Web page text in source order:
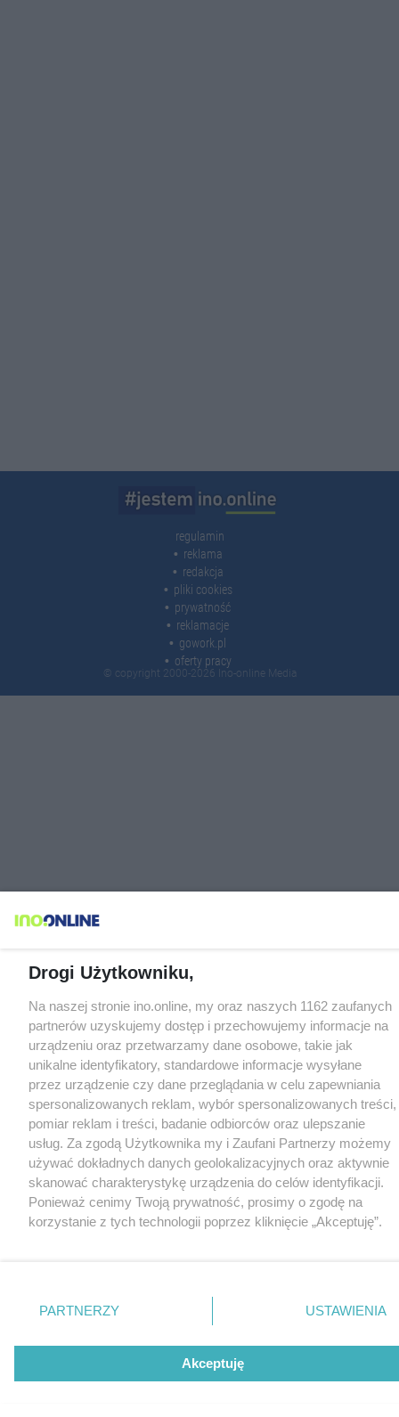
regulamin
reklama
redakcja
pliki cookies
prywatność
reklamacje
gowork.pl
oferty pracy
© copyright 2000-2026 Ino-online Media
Drogi Użytkowniku,
Na naszej stronie ino.online, my oraz naszych 1162 zaufanych
partnerów uzyskujemy dostęp i przechowujemy informacje na
urządzeniu oraz przetwarzamy dane osobowe, takie jak
unikalne identyfikatory, standardowe informacje wysyłane
przez urządzenie czy dane przeglądania w celu zapewniania
spersonalizowanych reklam, wybór spersonalizowanych treści,
pomiar reklam i treści, badanie odbiorców oraz ulepszanie
usług. Za zgodą Użytkownika my i Zaufani Partnerzy możemy
używać dokładnych danych geolokalizacyjnych oraz aktywnie
skanować charakterystykę urządzenia do celów identyfikacji.
Ponieważ cenimy Twoją prywatność, prosimy o zgodę na
korzystanie z tych technologii poprzez kliknięcie „Akceptuję”.
nie wymagają zgody użytkownika, ale masz prawo sprzeciwić
się takiemu przetwarzaniu. Preferencje będą miały
Zapoznaj się z poniższymi informacjami, abyś mógł świadomie
PARTNERZY USTAWIENIA
Akceptuję